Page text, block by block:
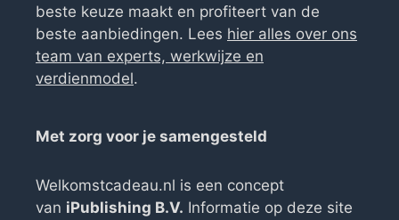
beste keuze maakt en profiteert van de
beste aanbiedingen. Lees hier alles over ons
team van experts, werkwijze en
verdienmodel.
Met zorg voor je samengesteld
Welkomstcadeau.nl is een concept
van iPublishing B.V. Informatie op deze site